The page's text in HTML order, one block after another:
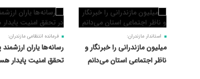
استاندار مازندران:
میلیون مازندرانی را خبرنگار و
ناظر اجتماعی استان می‌دانم
فرمانده انتظامی مازندران:
رسانه‌ها یاران
تحقق امنیت پایدار